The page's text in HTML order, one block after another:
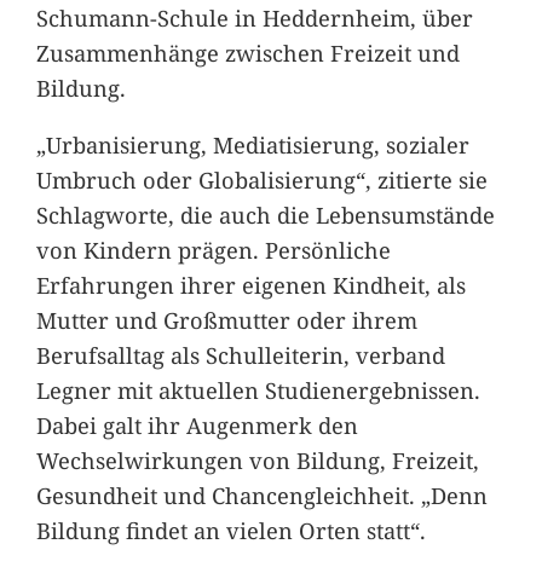
Schumann-Schule in Heddernheim, über
Zusammenhänge zwischen Freizeit und
Bildung.
„Urbanisierung, Mediatisierung, sozialer
Umbruch oder Globalisierung“, zitierte sie
Schlagworte, die auch die Lebensumstände
von Kindern prägen. Persönliche
Erfahrungen ihrer eigenen Kindheit, als
Mutter und Großmutter oder ihrem
Berufsalltag als Schulleiterin, verband
Legner mit aktuellen Studienergebnissen.
Dabei galt ihr Augenmerk den
Wechselwirkungen von Bildung, Freizeit,
Gesundheit und Chancengleichheit. „Denn
Bildung findet an vielen Orten statt“.